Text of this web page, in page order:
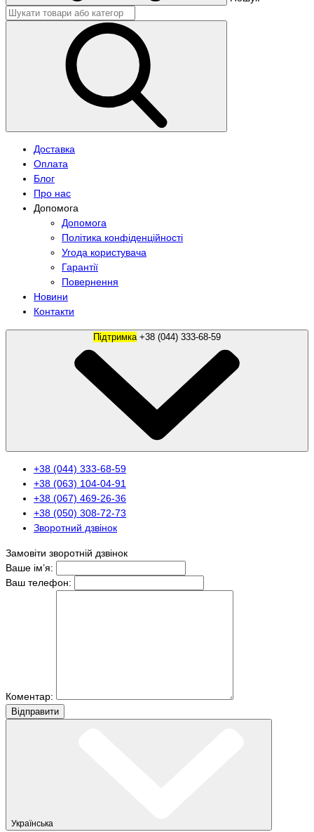
Доставка
Оплата
Блог
Про нас
Допомога
Допомога
Політика конфіденційності
Угода користувача
Гарантії
Повернення
Новини
Контакти
Підтримка
+38 (044) 333-68-59
+38 (063) 104-04-91
+38 (067) 469-26-36
+38 (050) 308-72-73
Зворотний дзвінок
Замовіти зворотній дзвінок
Ваше ім’я:
Ваш телефон:
Коментар:
Вiдправити
Українська